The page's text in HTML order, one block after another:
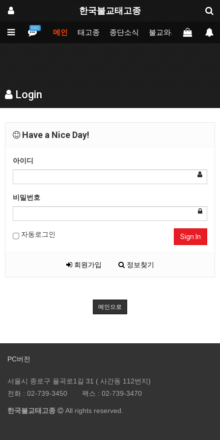
한국불교태고종
BBS
메인 태고종 종단소식 불교와의만남 업
Login
Have a Nice Day!
아이디
비밀번호
자동로그인 Sign In
회원가입 정보찾기
메인으로
PC버전
서울시 종로구 율곡로1길 31 ( 사간동 112번지)
전화 : 02-739-3450 팩스 : 02-739-3470
한국불교태고종 All rights reserved.